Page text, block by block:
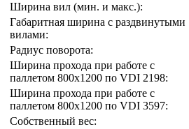
Ширина вил (мин. и макс.):
Габаритная ширина с раздвинутыми
вилами:
Радиус поворота:
Ширина прохода при работе с
паллетом 800х1200 по VDI 2198:
Ширина прохода при работе с
паллетом 800х1200 по VDI 3597:
Собственный вес: